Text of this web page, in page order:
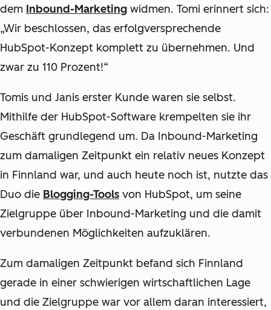
dem Inbound-Marketing widmen. Tomi erinnert sich:
„Wir beschlossen, das erfolgversprechende
HubSpot-Konzept komplett zu übernehmen. Und
zwar zu 110 Prozent!“
Tomis und Janis erster Kunde waren sie selbst.
Mithilfe der HubSpot-Software krempelten sie ihr
Geschäft grundlegend um. Da Inbound-Marketing
zum damaligen Zeitpunkt ein relativ neues Konzept
in Finnland war, und auch heute noch ist, nutzte das
Duo die Blogging-Tools von HubSpot, um seine
Zielgruppe über Inbound-Marketing und die damit
verbundenen Möglichkeiten aufzuklären.
Zum damaligen Zeitpunkt befand sich Finnland
gerade in einer schwierigen wirtschaftlichen Lage
und die Zielgruppe war vor allem daran interessiert,